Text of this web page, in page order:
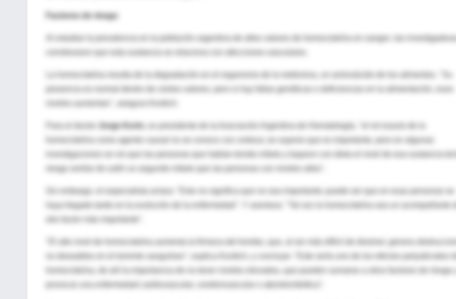
Factores de riesgo
Al estudiar la prevalencia en la población argentina de altos valores de homocisteína en sangre, las
La homocisteína resulta de la degradación en el organismo de la metionina, un aminoácido de los alimentos. "Su
presencia es normal dentro de ciertos valores, pero si hay fallas genéticas o deficiencias en la alimentación, esos
niveles aumentan", asegura Kordich.
Jorge Korin
, ex presidente de la Asociación Argentina de Hematología, "el rol exacto de la
homocisteína como agente causal no se conoce con certeza; se supone que es importante, pero en algunas
investigaciones se vio que las personas que habían tenido infarto y bajaron con dieta el nivel de esa sustancia
riesgo similar de sufrir un segundo infarto que las personas con niveles altos".
Sin embargo, el especialista aclara: "Esto no significa que no sea importante; puede ser que en esas personas se
haya llegado tarde en la evolución de la enfermedad". Y aventura: "Tal vez la homocisteína sea un acompañante
otro factor más importante".
"El alto nivel de homocisteína aumenta la firmeza del trombo, que, al ser más difícil de disolver, genera
no deseables en el torrente sanguíneo", explica Kordich, y concluye: "Este sería uno de los efectos perjudiciales
homocisteína, de ahí la importancia de no tener niveles elevados, que pueden sumarse a otros factores de riesgo